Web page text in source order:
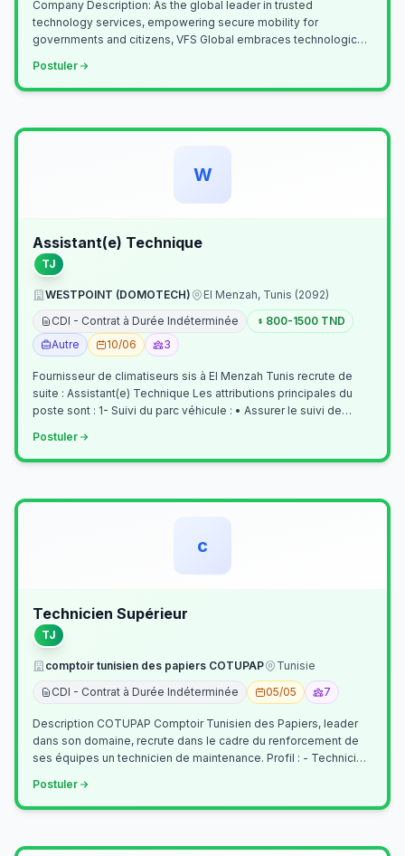
Company Description: As the global leader in trusted
technology services, empowering secure mobility for
governments and citizens, VFS Global embraces technological
Postuler
W
Assistant(e) Technique
TJ
WESTPOINT (DOMOTECH)
El Menzah, Tunis (2092)
CDI - Contrat à Durée Indéterminée
800-1500 TND
Autre
10/06 3
Fournisseur de climatiseurs sis à El Menzah Tunis recrute de
suite : Assistant(e) Technique Les attributions principales du
poste sont : 1- Suivi du parc véhicule : • Assurer le suivi de
Postuler
c
Technicien Supérieur
TJ
comptoir tunisien des papiers COTUPAP
Tunisie
CDI - Contrat à Durée Indéterminée
05/05 7
Description COTUPAP Comptoir Tunisien des Papiers, leader
dans son domaine, recrute dans le cadre du renforcement de
ses équipes un technicien de maintenance. Profil : - Technicien
Postuler